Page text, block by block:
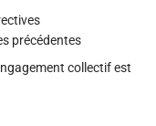
précédentes
collectif est